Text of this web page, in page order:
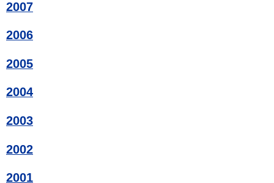
2007
2006
2005
2004
2003
2002
2001